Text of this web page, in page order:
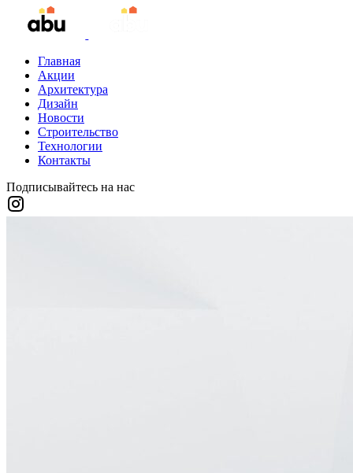
Главная
Акции
Архитектура
Дизайн
Новости
Строительство
Технологии
Контакты
Подписывайтесь на нас